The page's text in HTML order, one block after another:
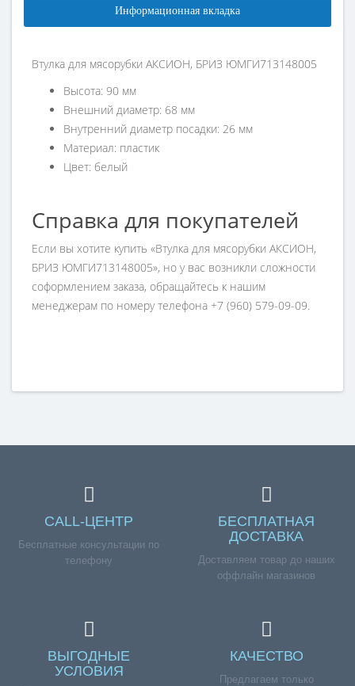
Информационная вкладка
Втулка для мясорубки АКСИОН, БРИЗ ЮМГИ713148005
Высота: 90 мм
Внешний диаметр: 68 мм
Внутренний диаметр посадки: 26 мм
Материал: пластик
Цвет: белый
Справка для покупателей
Если вы хотите купить «Втулка для мясорубки АКСИОН,
БРИЗ ЮМГИ713148005», но у вас возникли сложности
соформлением заказа, обращайтесь к нашим
менеджерам по номеру телефона +7 (960) 579-09-09.
CALL-ЦЕНТР
Бесплатные консультации по
телефону
БЕСПЛАТНАЯ
ДОСТАВКА
Доставляем товар до наших
оффлайн магазинов
ВЫГОДНЫЕ
УСЛОВИЯ
КАЧЕСТВО
Предлагаем только